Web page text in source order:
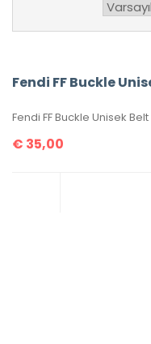
Fendi FF Buckle
Fendi FF Buckle Unisek Belt
€ 35,00